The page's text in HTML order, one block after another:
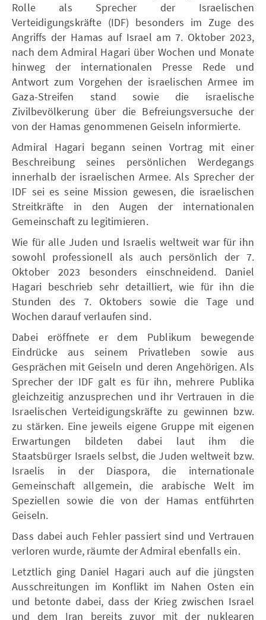
Rolle als Sprecher der Israelischen
Verteidigungskräfte (IDF) besonders im Zuge des
Angriffs der Hamas auf Israel am 7. Oktober 2023,
nach dem Admiral Hagari über Wochen und Monate
hinweg der internationalen Presse Rede und
Antwort zum Vorgehen der israelischen Armee im
Gaza-Streifen stand sowie die israelische
Zivilbevölkerung über die Befreiungsversuche der
von der Hamas genommenen Geiseln informierte.
Admiral Hagari begann seinen Vortrag mit einer
Beschreibung seines persönlichen Werdegangs
innerhalb der israelischen Armee. Als Sprecher der
IDF sei es seine Mission gewesen, die israelischen
Streitkräfte in den Augen der internationalen
Gemeinschaft zu legitimieren.
Wie für alle Juden und Israelis weltweit war für ihn
sowohl professionell als auch persönlich der 7.
Oktober 2023 besonders einschneidend. Daniel
Hagari beschrieb sehr detailliert, wie für ihn die
Stunden des 7. Oktobers sowie die Tage und
Wochen darauf verlaufen sind.
Dabei eröffnete er dem Publikum bewegende
Eindrücke aus seinem Privatleben sowie aus
Gesprächen mit Geiseln und deren Angehörigen. Als
Sprecher der IDF galt es für ihn, mehrere Publika
gleichzeitig anzusprechen und ihr Vertrauen in die
Israelischen Verteidigungskräfte zu gewinnen bzw.
zu stärken. Eine jeweils eigene Gruppe mit eigenen
Erwartungen bildeten dabei laut ihm die
Staatsbürger Israels selbst, die Juden weltweit bzw.
Israelis in der Diaspora, die internationale
Gemeinschaft allgemein, die arabische Welt im
Speziellen sowie die von der Hamas entführten
Geiseln.
Dass dabei auch Fehler passiert sind und Vertrauen
verloren wurde, räumte der Admiral ebenfalls ein.
Letztlich ging Daniel Hagari auch auf die jüngsten
Ausschreitungen im Konflikt im Nahen Osten ein
und betonte dabei, dass der Krieg zwischen Israel
und dem Iran bereits zuvor mit der nuklearen